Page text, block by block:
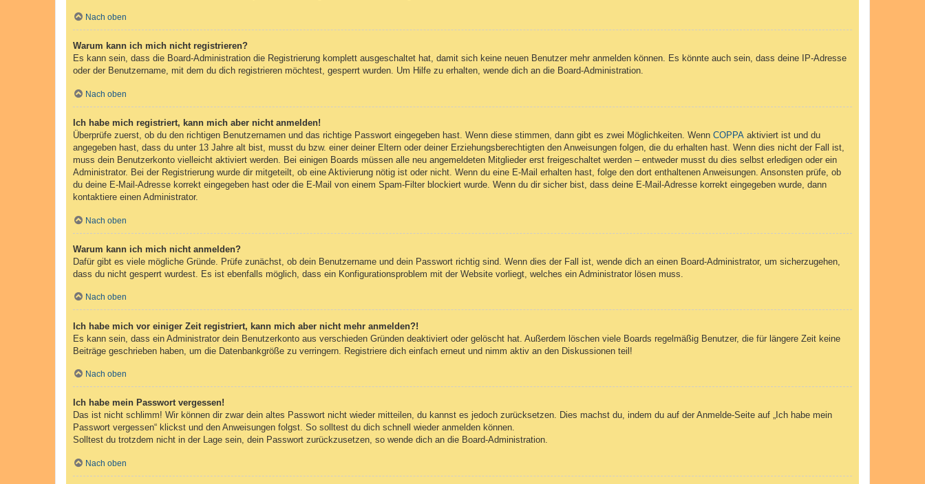
Nach oben
Warum kann ich mich nicht registrieren?
Es kann sein, dass die Board-Administration die Registrierung komplett ausgeschaltet hat, damit sich keine neuen Benutzer mehr anmelden können. Es könnte auch sein, dass deine IP-Adresse
oder der Benutzername, mit dem du dich registrieren möchtest, gesperrt wurden. Um Hilfe zu erhalten, wende dich an die Board-Administration.
Nach oben
Ich habe mich registriert, kann mich aber nicht anmelden!
Überprüfe zuerst, ob du den richtigen Benutzernamen und das richtige Passwort eingegeben hast. Wenn diese stimmen, dann gibt es zwei Möglichkeiten. Wenn COPPA aktiviert ist und du
angegeben hast, dass du unter 13 Jahre alt bist, musst du bzw. einer deiner Eltern oder deiner Erziehungsberechtigten den Anweisungen folgen, die du erhalten hast. Wenn dies nicht der Fall ist,
muss dein Benutzerkonto vielleicht aktiviert werden. Bei einigen Boards müssen alle neu angemeldeten Mitglieder erst freigeschaltet werden – entweder musst du dies selbst erledigen oder ein
Administrator. Bei der Registrierung wurde dir mitgeteilt, ob eine Aktivierung nötig ist oder nicht. Wenn du eine E-Mail erhalten hast, folge den dort enthaltenen Anweisungen. Ansonsten prüfe, ob
du deine E-Mail-Adresse korrekt eingegeben hast oder die E-Mail von einem Spam-Filter blockiert wurde. Wenn du dir sicher bist, dass deine E-Mail-Adresse korrekt eingegeben wurde, dann
kontaktiere einen Administrator.
Nach oben
Warum kann ich mich nicht anmelden?
Dafür gibt es viele mögliche Gründe. Prüfe zunächst, ob dein Benutzername und dein Passwort richtig sind. Wenn dies der Fall ist, wende dich an einen Board-Administrator, um sicherzugehen,
dass du nicht gesperrt wurdest. Es ist ebenfalls möglich, dass ein Konfigurationsproblem mit der Website vorliegt, welches ein Administrator lösen muss.
Nach oben
Ich habe mich vor einiger Zeit registriert, kann mich aber nicht mehr anmelden?!
Es kann sein, dass ein Administrator dein Benutzerkonto aus verschieden Gründen deaktiviert oder gelöscht hat. Außerdem löschen viele Boards regelmäßig Benutzer, die für längere Zeit keine
Beiträge geschrieben haben, um die Datenbankgröße zu verringern. Registriere dich einfach erneut und nimm aktiv an den Diskussionen teil!
Nach oben
Ich habe mein Passwort vergessen!
Das ist nicht schlimm! Wir können dir zwar dein altes Passwort nicht wieder mitteilen, du kannst es jedoch zurücksetzen. Dies machst du, indem du auf der Anmelde-Seite auf „Ich habe mein
Passwort vergessen“ klickst und den Anweisungen folgst. So solltest du dich schnell wieder anmelden können.
Solltest du trotzdem nicht in der Lage sein, dein Passwort zurückzusetzen, so wende dich an die Board-Administration.
Nach oben